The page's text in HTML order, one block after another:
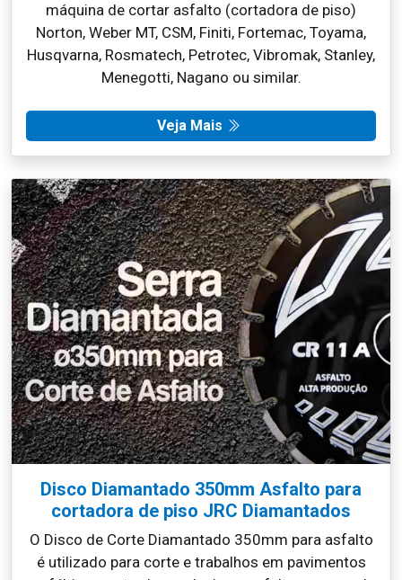
máquina de cortar asfalto (cortadora de piso)
Norton, Weber MT, CSM, Finiti, Fortemac, Toyama,
Husqvarna, Rosmatech, Petrotec, Vibromak, Stanley,
Menegotti, Nagano ou similar.
Veja Mais
Disco Diamantado 350mm Asfalto para
cortadora de piso JRC Diamantados
O Disco de Corte Diamantado 350mm para asfalto
é utilizado para corte e trabalhos em pavimentos